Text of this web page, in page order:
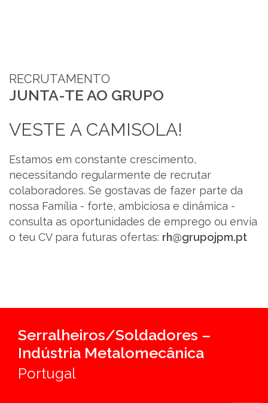
LAB&ID
PRODUTOS
MARKETS
SOBRE NÓS
PARCEIROS
RECRUTAMENTO
JUNTA-TE AO GRUPO
VESTE A CAMISOLA!
Estamos em constante crescimento,
necessitando regularmente de recrutar
colaboradores. Se gostavas de fazer parte da
nossa Família - forte, ambiciosa e dinâmica -
consulta as oportunidades de emprego ou envia
o teu CV para futuras ofertas: rh@grupojpm.pt
Serralheiros/Soldadores –
Indústria Metalomecânica
Portugal